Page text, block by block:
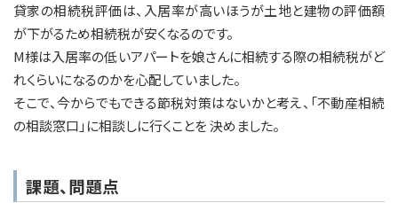
貸家の相続税評価は、入居率が高いほうが土地と建物の評価額
が下がるため相続税が安くなるのです。
M様は入居率の低いアパートを娘さんに相続する際の相続税がど
れくらいになるのかを心配していました。
そこで、今からでもできる節税対策はないかと考え、「不動産相続
の相談窓口」に相談しに行くことを 決めました。
課題、問題点